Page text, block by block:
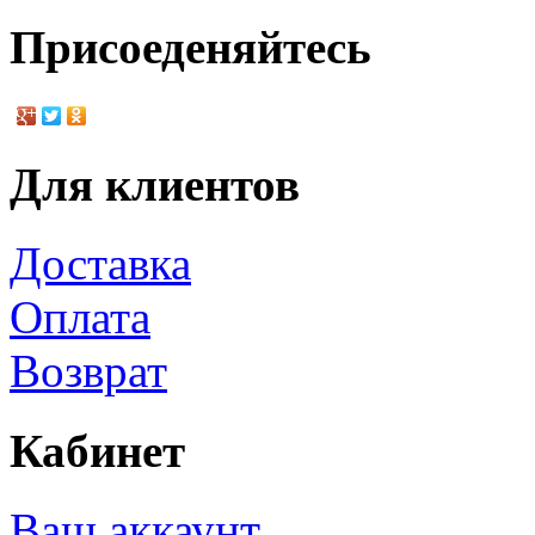
Присоеденяйтесь
Для клиентов
Доставка
Оплата
Возврат
Кабинет